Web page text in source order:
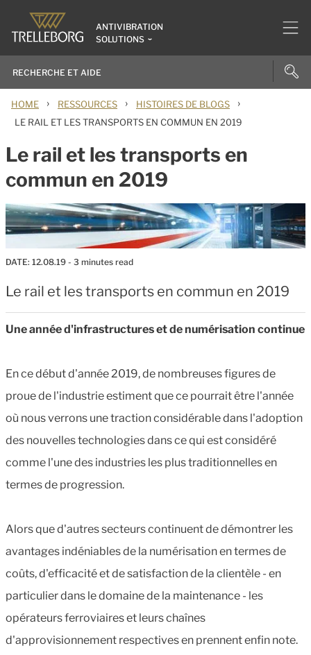
ANTIVIBRATION
SOLUTIONS
HOME › RESSOURCES › HISTOIRES DE BLOGS ›
LE RAIL ET LES TRANSPORTS EN COMMUN EN 2019
Le rail et les transports en
commun en 2019
DATE: 12.08.19 - 3 minutes read
Le rail et les transports en commun en 2019
Une année d'infrastructures et de numérisation continue
En ce début d'année 2019, de nombreuses figures de
proue de l'industrie estiment que ce pourrait être l'année
où nous verrons une traction considérable dans l'adoption
des nouvelles technologies dans ce qui est considéré
comme l'une des industries les plus traditionnelles en
termes de progression.
Alors que d'autres secteurs continuent de démontrer les
avantages indéniables de la numérisation en termes de
coûts, d'efficacité et de satisfaction de la clientèle - en
particulier dans le domaine de la maintenance - les
opérateurs ferroviaires et leurs chaînes
d'approvisionnement respectives en prennent enfin note.